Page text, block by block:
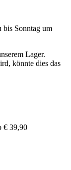
bis Sonntag um
Lager.
könnte dies das
€ 39,90